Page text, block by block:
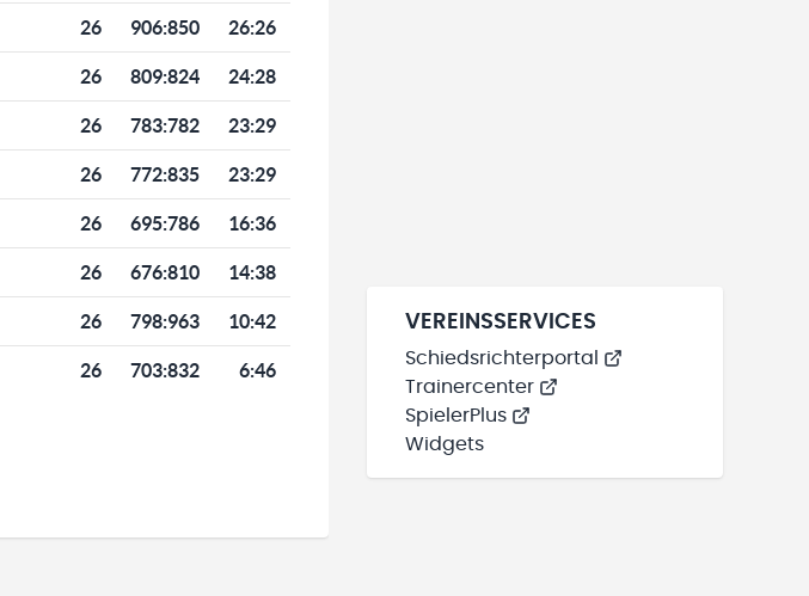
26 906:850 26:26
26 809:824 24:28
26 783:782 23:29
26 772:835 23:29
26 695:786 16:36
26 676:810 14:38
26 798:963 10:42
26 703:832 6:46
VEREINSSERVICES
Schiedsrichterportal
Trainercenter
SpielerPlus
Widgets